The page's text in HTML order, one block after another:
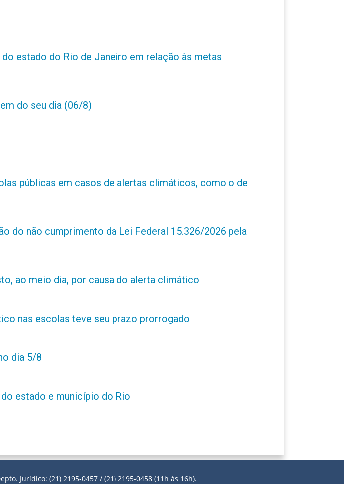
estado do Rio de Janeiro em relação às metas
do seu dia (06/8)
públicas em casos de alertas climáticos, como o de
do não cumprimento da Lei Federal 15.326/2026 pela
ao meio dia, por causa do alerta climático
nas escolas teve seu prazo prorrogado
dia 5/8
estado e município do Rio
Jurídico: (21) 2195-0457 / (21) 2195-0458 (11h às 16h).